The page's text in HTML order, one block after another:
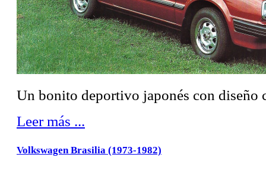
Un bonito deportivo japonés con diseño
Leer más ...
Volkswagen Brasilia (1973-1982)